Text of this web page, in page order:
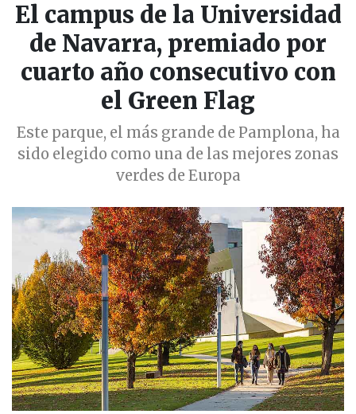
El campus de la Universidad
de Navarra, premiado por
cuarto año consecutivo con
el Green Flag
Este parque, el más grande de Pamplona, ha
sido elegido como una de las mejores zonas
verdes de Europa